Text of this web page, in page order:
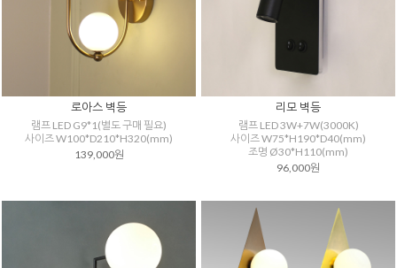
로아스 벽등
램프 LED G9*1(별도 구매 필요)
사이즈 W100*D210*H320(mm)
139,000원
리모 벽등
램프 LED 3W+7W(3000K)
사이즈 W75*H190*D40(mm)
조명 Ø30*H110(mm)
96,000원